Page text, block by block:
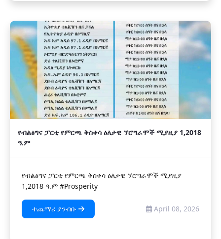
የብልፅግና ፓርቲ የምርጫ ቅስቀሳ ዕለታዊ ኘሮግራሞች ሚያዚያ 1,2018
ዓ.ም
የብልፅግና ፓርቲ የምርጫ ቅስቀሳ ዕለታዊ ኘሮግራሞች ሚያዚያ
1,2018 ዓ.ም #Prosperity
ተጨማሪ ያንብቡ April 08, 2026